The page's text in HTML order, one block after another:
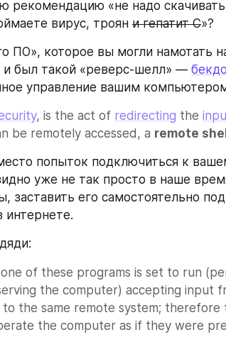
рекомендацию «не надо скачивать
вирус, троян и гепатит С»?
ПО», которое вы могли намотать
был такой «реверс-шелл» —
управление вашим
, is the act of redirecting the
be remotely accessed, a remote
попыток подключиться к
уже не так просто в наше
заставить его самостоятельно
интернете.
of these programs is set to run
the computer) accepting input
the same remote system;
the computer as if they were